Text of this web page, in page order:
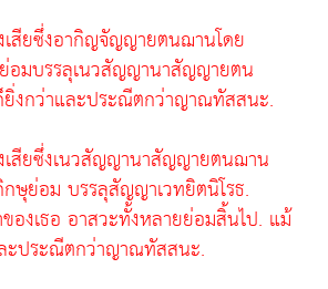
สียซึ่งอากิญจัญญายตนฌานโดย
อมบรรลุเนวสัญญานาสัญญายตน
งกว่าและประณีตกว่าญาณทัสสนะ.
เสียซึ่งเนวสัญญานาสัญญายตนฌาน
ษุย่อม บรรลุสัญญาเวทยิตนิโรธ.
องเธอ อาสวะทั้งหลายย่อมสิ้นไป. แม้
ะประณีตกว่าญาณทัสสนะ.